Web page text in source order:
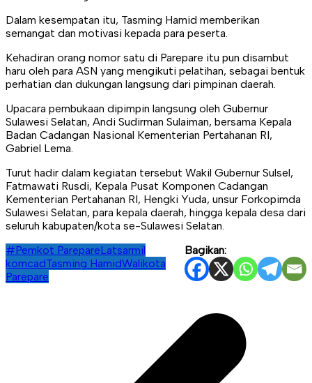
Dalam kesempatan itu, Tasming Hamid memberikan
semangat dan motivasi kepada para peserta.
Kehadiran orang nomor satu di Parepare itu pun disambut
haru oleh para ASN yang mengikuti pelatihan, sebagai bentuk
perhatian dan dukungan langsung dari pimpinan daerah.
Upacara pembukaan dipimpin langsung oleh Gubernur
Sulawesi Selatan, Andi Sudirman Sulaiman, bersama Kepala
Badan Cadangan Nasional Kementerian Pertahanan RI,
Gabriel Lema.
Turut hadir dalam kegiatan tersebut Wakil Gubernur Sulsel,
Fatmawati Rusdi, Kepala Pusat Komponen Cadangan
Kementerian Pertahanan RI, Hengki Yuda, unsur Forkopimda
Sulawesi Selatan, para kepala daerah, hingga kepala desa dari
seluruh kabupaten/kota se-Sulawesi Selatan.
Bagikan:
#Pemkot ParepareLatsarmil
komcadTasming HamidWalikota
Parepare